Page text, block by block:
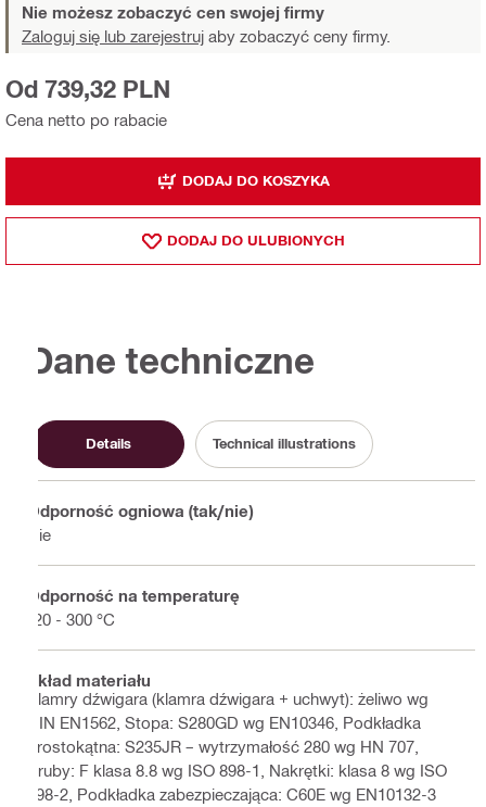
Nie możesz zobaczyć cen swojej firmy
Zaloguj się lub zarejestruj aby zobaczyć ceny firmy.
Cena netto po rabacie
Od 739,32 PLN
DODAJ DO KOSZYKA
DODAJ DO ULUBIONYCH
Dane techniczne
Details Technical illustrations
Odporność ogniowa (tak/nie)
Nie
Odporność na temperaturę
-20 - 300 °C
Skład materiału
Klamry dźwigara (klamra dźwigara + uchwyt): żeliwo wg
DIN EN1562, Stopa: S280GD wg EN10346, Podkładka
prostokątna: S235JR – wytrzymałość 280 wg HN 707,
Śruby: F klasa 8.8 wg ISO 898-1, Nakrętki: klasa 8 wg ISO
898-2, Podkładka zabezpieczająca: C60E wg EN10132-3